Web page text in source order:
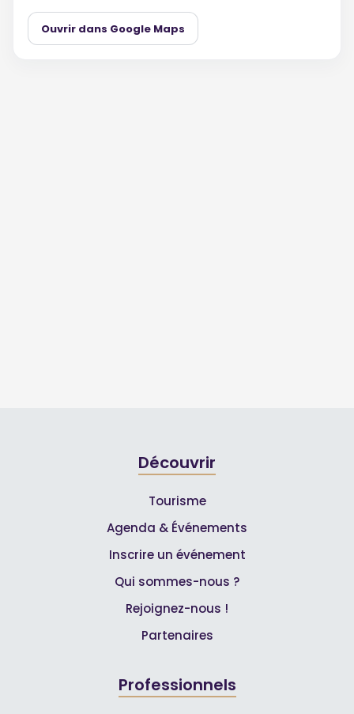
Ouvrir dans Google Maps
Découvrir
Tourisme
Agenda & Événements
Inscrire un événement
Qui sommes-nous ?
Rejoignez-nous !
Partenaires
Professionnels